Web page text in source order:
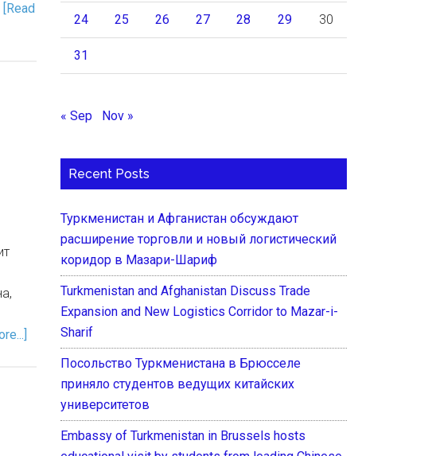
[Read
24 25 26 27 28 29 30
31
« Sep Nov »
Recent Posts
Туркменистан и Афганистан обсуждают
расширение торговли и новый логистический
коридор в Мазари-Шариф
Turkmenistan and Afghanistan Discuss Trade
Expansion and New Logistics Corridor to Mazar-i-
Sharif
Посольство Туркменистана в Брюсселе
приняло студентов ведущих китайских
университетов
Embassy of Turkmenistan in Brussels hosts